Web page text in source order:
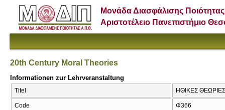
Μονάδα Διασφάλισης Ποιότητας
Αριστοτέλειο Πανεπιστήμιο
20th Century Moral Theories
Informationen zur Lehrveranstaltung
Titel ΗΘΙΚΕΣ
Code Φ366